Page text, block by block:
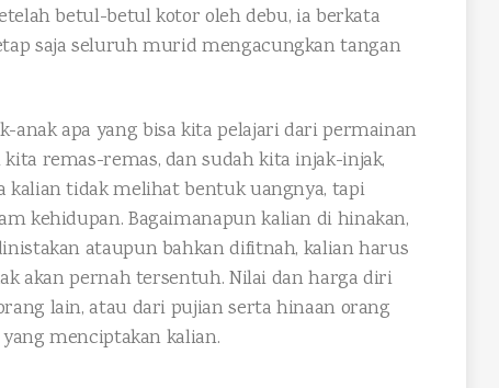
betul-betul kotor oleh debu, ia berkata
saja seluruh murid mengacungkan tangan
anak apa yang bisa kita pelajari dari permainan
remas-remas, dan sudah kita injak-injak,
kalian tidak melihat bentuk uangnya, tapi
kehidupan. Bagaimanapun kalian di hinakan,
ataupun bahkan difitnah, kalian harus
akan pernah tersentuh. Nilai dan harga diri
lain, atau dari pujian serta hinaan orang
menciptakan kalian.